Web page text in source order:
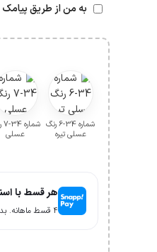
به من از طریق پیامک
شماره 34-6 رنگ
عسلی تیره
عسلی
هر قسط با
۴ قسط ماهانه. بدون سود، چک و ضامن.